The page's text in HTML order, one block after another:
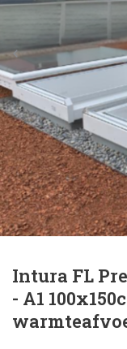
Intura FL
- A1